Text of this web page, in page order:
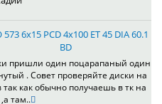
573 6x15 PCD 4x100 ET 45 DIA 60.1
BD
пришли один поцарапаный один
. Совет проверяйте диски на
как обычно получаешь в тк на
там..